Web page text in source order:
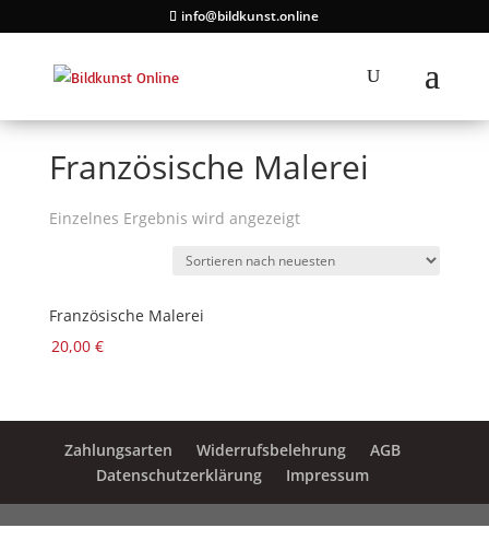
info@bildkunst.online
Französische Malerei
Einzelnes Ergebnis wird angezeigt
Französische Malerei
20,00 €
Zahlungsarten Widerrufsbelehrung
AGB
Datenschutzerklärung
Impressum